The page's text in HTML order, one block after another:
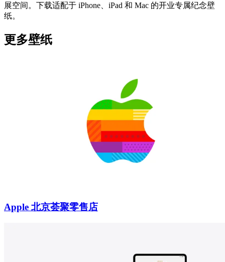
展空间。下载适配于 iPhone、iPad 和 Mac 的开业专属纪念壁
纸。
更多壁纸
Apple 北京荟聚零售店